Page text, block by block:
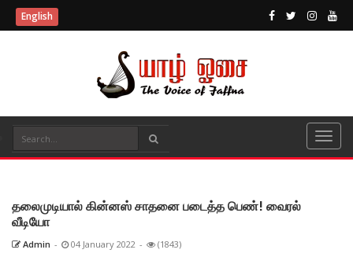
English
தலைமுடியால் கின்னஸ் சாதனை படைத்த பெண்! வைரல்
வீடியோ
Admin - 04 January 2022 - (1843)